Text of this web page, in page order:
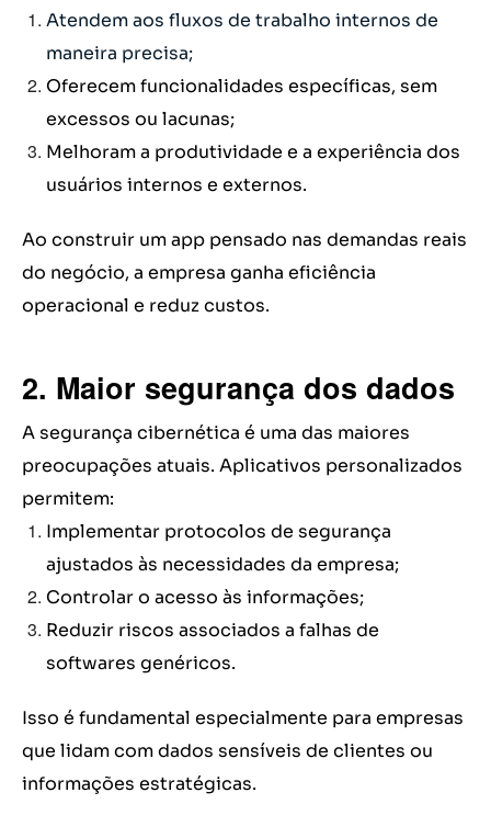
Atendem aos fluxos de trabalho internos de
maneira precisa;
Oferecem funcionalidades específicas, sem
excessos ou lacunas;
Melhoram a produtividade e a experiência dos
usuários internos e externos.
Ao construir um app pensado nas demandas reais
do negócio, a empresa ganha eficiência
operacional e reduz custos.
2. Maior segurança dos dados
A segurança cibernética é uma das maiores
preocupações atuais. Aplicativos personalizados
permitem:
Implementar protocolos de segurança
ajustados às necessidades da empresa;
Controlar o acesso às informações;
Reduzir riscos associados a falhas de
softwares genéricos.
Isso é fundamental especialmente para empresas
que lidam com dados sensíveis de clientes ou
informações estratégicas.